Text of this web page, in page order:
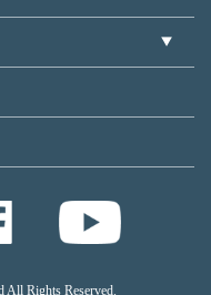
All Rights Reserved.